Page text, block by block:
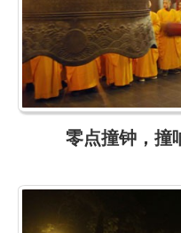
零点撞钟，撞